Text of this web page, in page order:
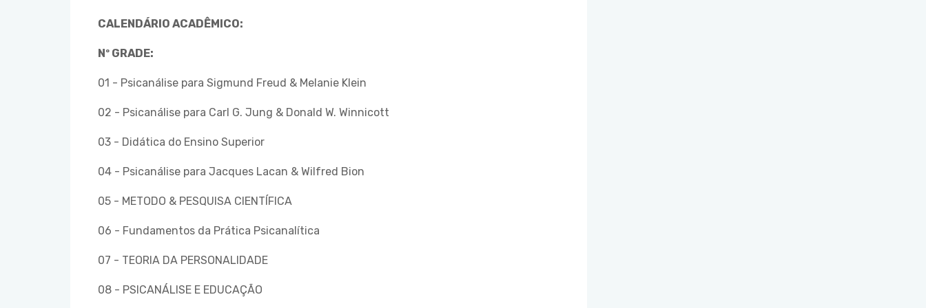
CALENDÁRIO ACADÊMICO:
Nº GRADE:
01 - Psicanálise para Sigmund Freud & Melanie Klein
02 - Psicanálise para Carl G. Jung & Donald W. Winnicott
03 - Didática do Ensino Superior
04 - Psicanálise para Jacques Lacan & Wilfred Bion
05 - METODO & PESQUISA CIENTÍFICA
06 - Fundamentos da Prática Psicanalítica
07 - TEORIA DA PERSONALIDADE
08 - PSICANÁLISE E EDUCAÇÃO